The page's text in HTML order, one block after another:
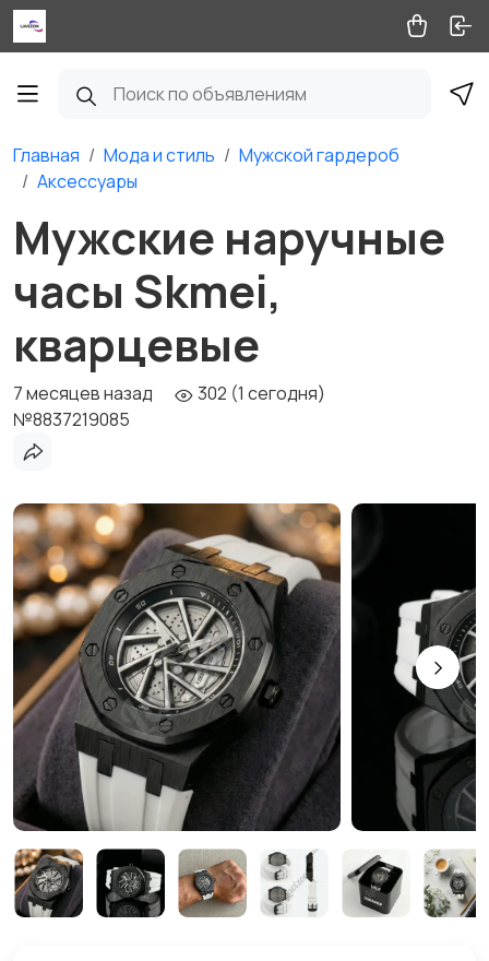
Главная Мода и стиль
Мужской гардероб
Аксессуары
Мужские наручные
часы Skmei,
кварцевые
7 месяцев назад
302 (1 сегодня)
№8837219085